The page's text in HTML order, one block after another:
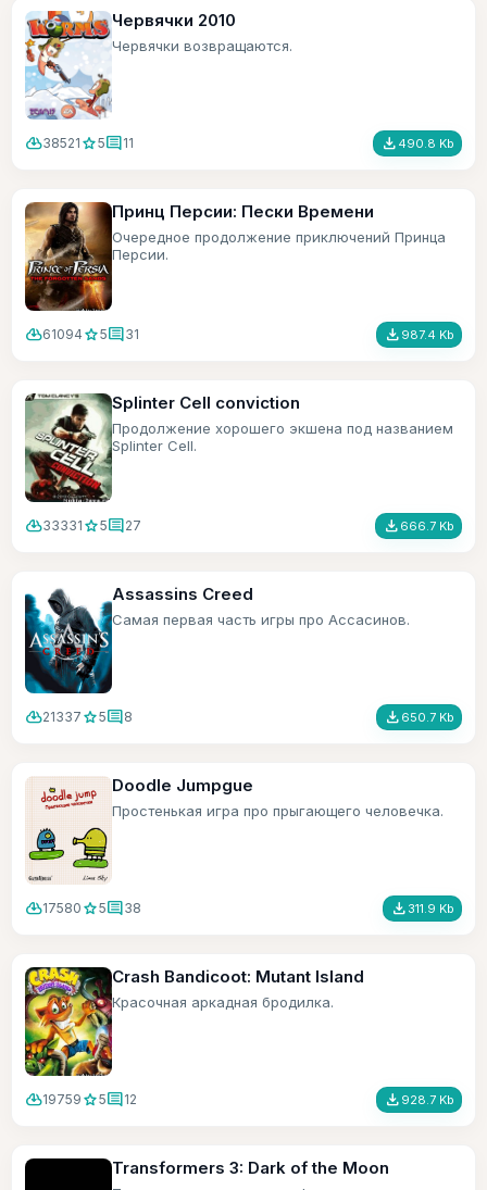
Червячки 2010
Червячки возвращаются.
cloud_download38521 star5comment11 file_download 490.8 Kb
Принц Персии: Пески Времени
Очередное продолжение приключений Принца
Персии.
cloud_download61094 star5comment31 file_download 987.4 Kb
Splinter Cell conviction
Продолжение хорошего экшена под названием
Splinter Cell.
cloud_download33331 star5comment27 file_download 666.7 Kb
Assassins Creed
Самая первая часть игры про Ассасинов.
cloud_download21337 star5comment8 file_download 650.7 Kb
Doodle Jumpgue
Простенькая игра про прыгающего человечка.
cloud_download17580 star5comment38 file_download 311.9 Kb
Crash Bandicoot: Mutant Island
Красочная аркадная бродилка.
cloud_download19759 star5comment12 file_download 928.7 Kb
Transformers 3: Dark of the Moon